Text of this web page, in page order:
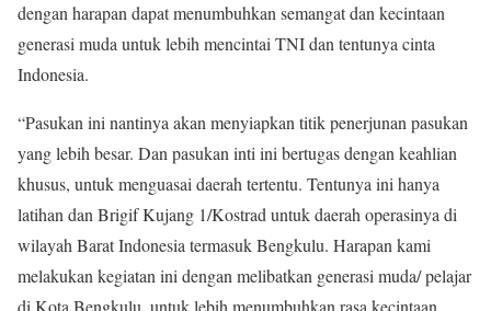
dengan harapan dapat menumbuhkan semangat dan kecintaan
generasi muda untuk lebih mencintai TNI dan tentunya cinta
Indonesia.
“Pasukan ini nantinya akan menyiapkan titik penerjunan pasukan
yang lebih besar. Dan pasukan inti ini bertugas dengan keahlian
khusus, untuk menguasai daerah tertentu. Tentunya ini hanya
latihan dan Brigif Kujang 1/Kostrad untuk daerah operasinya di
wilayah Barat Indonesia termasuk Bengkulu. Harapan kami
melakukan kegiatan ini dengan melibatkan generasi muda/ pelajar
di Kota Bengkulu, untuk lebih menumbuhkan rasa kecintaan